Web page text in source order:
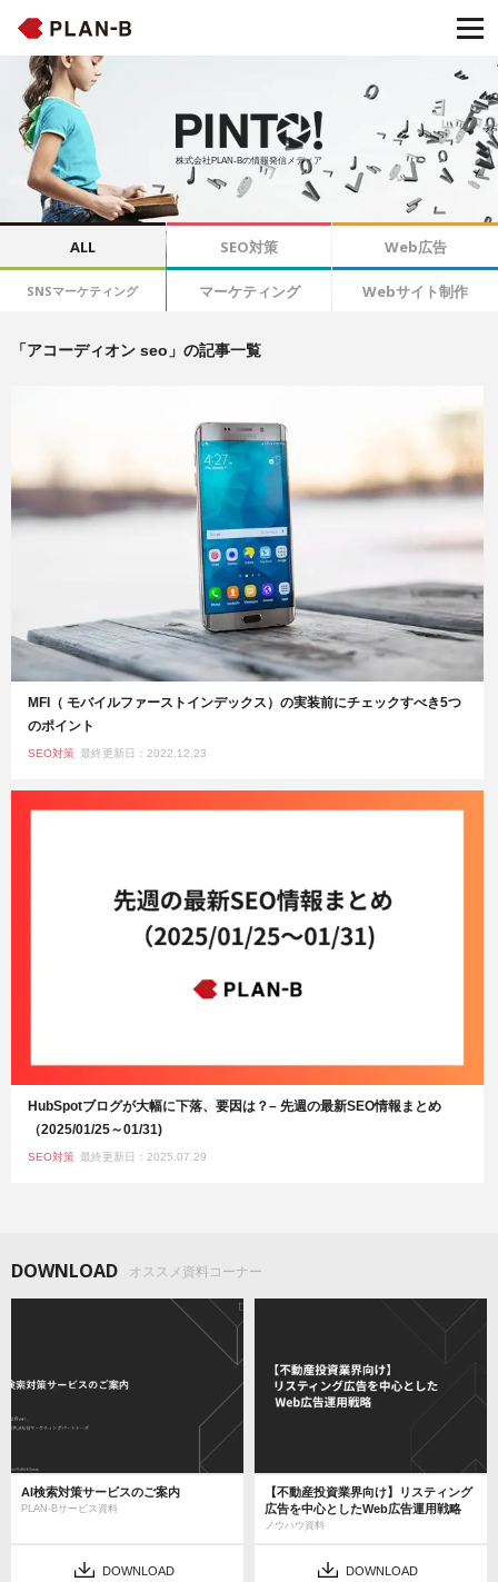
株式会社PLAN-Bの情報発信メディア
ALL SEO対策 Web広告
SNSマーケティング マーケティング Webサイト制作
「アコーディオン seo」の記事一覧
MFI（ モバイルファーストインデックス）の実装前にチェックすべき5つ
のポイント
SEO対策 最終更新日：2022.12.23
HubSpotブログが大幅に下落、要因は？– 先週の最新SEO情報まとめ
（2025/01/25～01/31)
SEO対策 最終更新日：2025.07.29
DOWNLOAD オススメ資料コーナー
AI検索対策サービスのご案内
PLAN-Bサービス資料
DOWNLOAD
【不動産投資業界向け】リスティング
広告を中心としたWeb広告運用戦略
ノウハウ資料
DOWNLOAD